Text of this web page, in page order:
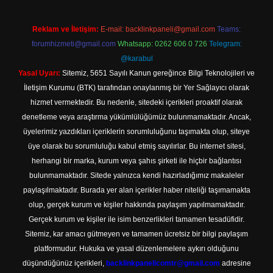
Reklam ve İletişim: E-mail: backlinkpaneli@gmail.com Teams:
forumhizmeti@gmail.com Whatsapp: 0262 606 0 726 Telegram:
@karabul
Yasal Uyarı: Sitemiz, 5651 Sayılı Kanun gereğince Bilgi Teknolojileri ve
İletişim Kurumu (BTK) tarafından onaylanmış bir Yer Sağlayıcı olarak
hizmet vermektedir. Bu nedenle, sitedeki içerikleri proaktif olarak
denetleme veya araştırma yükümlülüğümüz bulunmamaktadır. Ancak,
üyelerimiz yazdıkları içeriklerin sorumluluğunu taşımakta olup, siteye
üye olarak bu sorumluluğu kabul etmiş sayılırlar. Bu internet sitesi,
herhangi bir marka, kurum veya şahıs şirketi ile hiçbir bağlantısı
bulunmamaktadır. Sitede yalnızca kendi hazırladığımız makaleler
paylaşılmaktadır. Burada yer alan içerikler haber niteliği taşımamakta
olup, gerçek kurum ve kişiler hakkında paylaşım yapılmamaktadır.
Gerçek kurum ve kişiler ile isim benzerlikleri tamamen tesadüfidir.
Sitemiz, kar amacı gütmeyen ve tamamen ücretsiz bir bilgi paylaşım
platformudur. Hukuka ve yasal düzenlemelere aykırı olduğunu
düşündüğünüz içerikleri, backlinkpanelicomtr@gmail.com adresine